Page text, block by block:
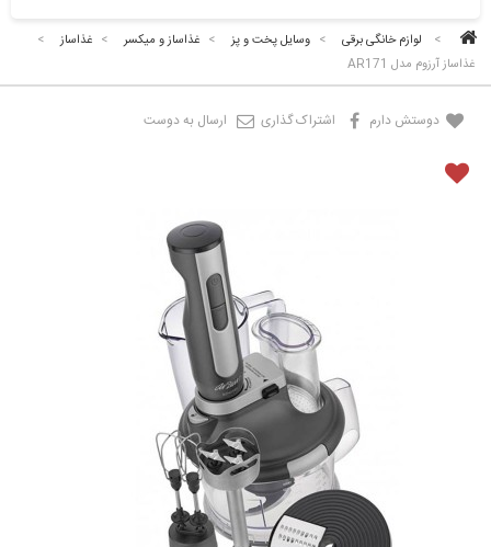
> لوازم خانگی برقی > وسایل پخت و پز > غذاساز و میکسر > غذاساز
>
غذاساز آرزوم مدل AR171
دوستش دارم اشتراک گذاری ارسال به دوست